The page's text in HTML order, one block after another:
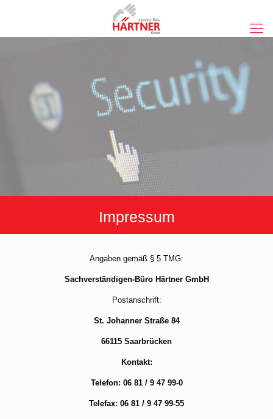
Impressum
Angaben gemäß § 5 TMG:
Sachverständigen-Büro Härtner GmbH
Postanschrift:
St. Johanner Straße 84
66115 Saarbrücken
Kontakt:
Telefon: 06 81 / 9 47 99-0
Telefax: 06 81 / 9 47 99-55